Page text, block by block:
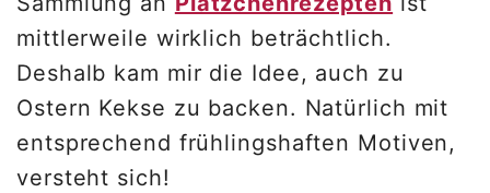
mittlerweile wirklich beträchtlich.
Deshalb kam mir die Idee, auch zu
Ostern Kekse zu backen. Natürlich mit
entsprechend frühlingshaften Motiven,
versteht sich!